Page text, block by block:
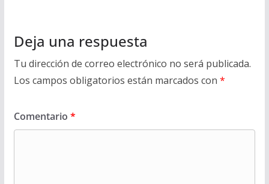
Deja una respuesta
Tu dirección de correo electrónico no será publicada.
Los campos obligatorios están marcados con *
Comentario *